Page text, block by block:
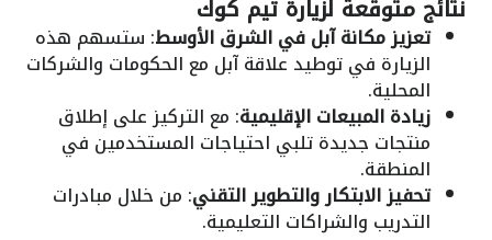
نتائج متوقعة لزيارة تيم كوك
تعزيز مكانة آبل في الشرق الأوسط: ستسهم هذه
الزيارة في توطيد علاقة آبل مع الحكومات والشركات
المحلية.
زيادة المبيعات الإقليمية: مع التركيز على إطلاق
منتجات جديدة تلبي احتياجات المستخدمين في
المنطقة.
تحفيز الابتكار والتطوير التقني: من خلال مبادرات
التدريب والشراكات التعليمية.